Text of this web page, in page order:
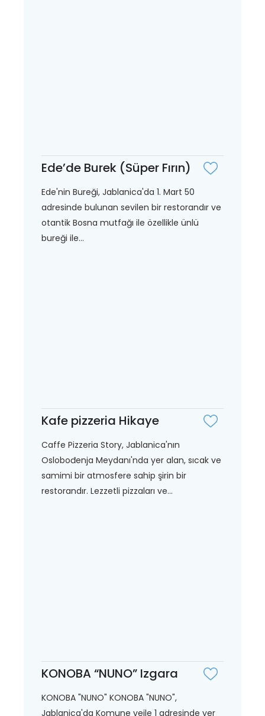
Ede’de Burek (Süper Fırın)
Ede'nin Bureği, Jablanica'da 1. Mart 50
adresinde bulunan sevilen bir restorandır ve
otantik Bosna mutfağı ile özellikle ünlü
bureği ile...
Kafe pizzeria Hikaye
Caffe Pizzeria Story, Jablanica'nın
Oslobođenja Meydanı'nda yer alan, sıcak ve
samimi bir atmosfere sahip şirin bir
restorandır. Lezzetli pizzaları ve...
KONOBA “NUNO” Izgara
KONOBA "NUNO" KONOBA "NUNO",
Jablanica'da Komune vejle 1 adresinde yer